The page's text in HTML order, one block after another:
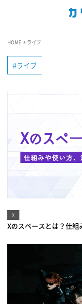
HOME ライブ
ライブ
X
Xのスペースとは？仕